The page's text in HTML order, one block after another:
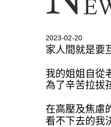
2023-02-20
家人間就是要
我的姐姐自從
為了辛苦拉拔
在高壓及焦慮
看不下去的我